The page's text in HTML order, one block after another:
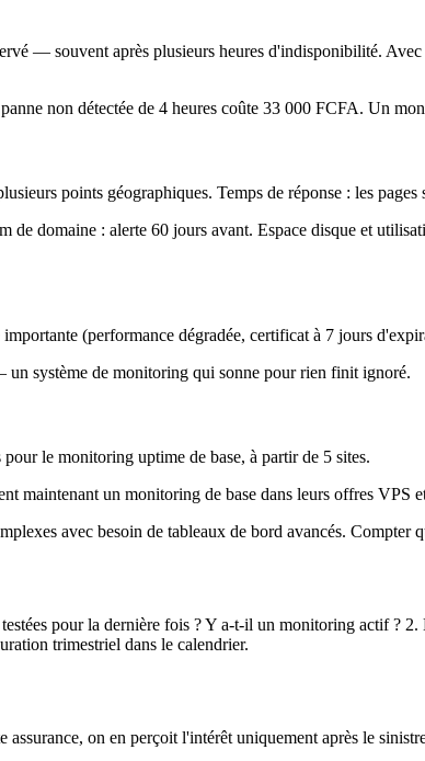
— souvent après plusieurs heures d'indisponibilité.
non détectée de 4 heures coûte 33 000 FCFA. Un
points géographiques. Temps de réponse : les pages
domaine : alerte 60 jours avant. Espace disque et
(performance dégradée, certificat à 7 jours
système de monitoring qui sonne pour rien finit ignoré.
le monitoring uptime de base, à partir de 5 sites.
maintenant un monitoring de base dans leurs offres VPS
avec besoin de tableaux de bord avancés. Compter
pour la dernière fois ? Y a-t-il un monitoring actif ?
trimestriel dans le calendrier.
on en perçoit l'intérêt uniquement après le